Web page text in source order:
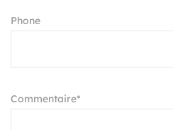
pour ce gobelet, vous
environnement plus vert,
Compagnon polyvalent pour
Phone
Commentaire*